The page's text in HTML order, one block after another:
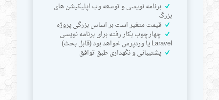
برنامه نویسی و توسعه وب اپلیکیشن های
بزرگ
قیمت متغیر است بر اساس بزرگی پروژه
چهارچوب بکار رفته برای برنامه نویسی
Laravel یا وردپرس خواهد بود (قابل بحث)
پشتیبانی و نگهداری طبق توافق